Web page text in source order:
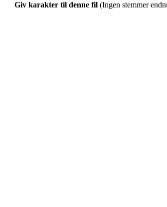
Giv karakter til denne fil (Ingen stemmer